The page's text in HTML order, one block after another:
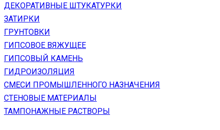
ДЕКОРАТИВНЫЕ ШТУКАТУРКИ
ЗАТИРКИ
ГРУНТОВКИ
ГИПСОВОЕ ВЯЖУЩЕЕ
ГИПСОВЫЙ КАМЕНЬ
ГИДРОИЗОЛЯЦИЯ
СМЕСИ ПРОМЫШЛЕННОГО НАЗНАЧЕНИЯ
СТЕНОВЫЕ МАТЕРИАЛЫ
ТАМПОНАЖНЫЕ РАСТВОРЫ